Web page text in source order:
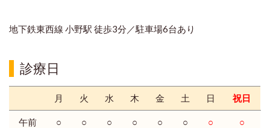
地下鉄東西線 小野駅 徒歩3分／駐車場6台あり
診療日
月 火 水 木 金 土 日 祝日
午前 ○ ○ ○ ○ ○ ○ ○ ○